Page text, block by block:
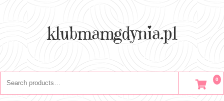
klubmamgdynia.pl
for:
0